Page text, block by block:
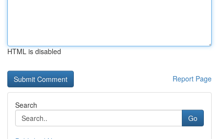
HTML is disabled
Report Page
Search
Go